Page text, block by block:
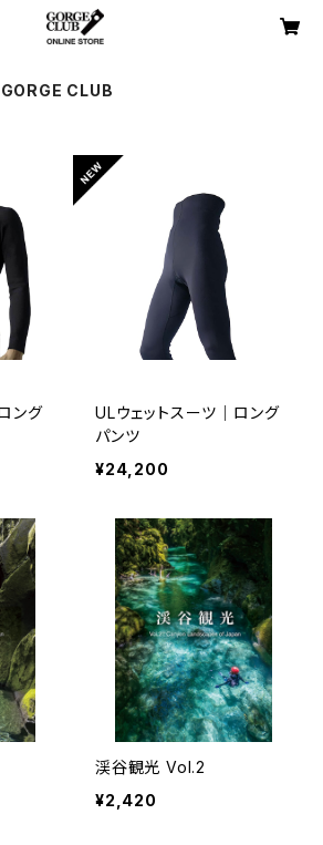
GORGE CLUB
ング
ULウェットスーツ｜ロング
パンツ
¥24,200
渓谷観光 Vol.2
¥2,420